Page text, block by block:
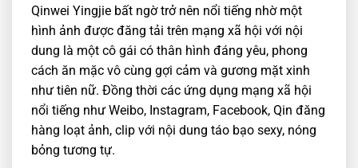
Qinwei Yingjie bất ngờ trở nên nổi tiếng nhờ một
hình ảnh được đăng tải trên mạng xã hội với nội
dung là một cô gái có thân hình đáng yêu, phong
cách ăn mặc vô cùng gợi cảm và gương mặt xinh
như tiên nữ. Đồng thời các ứng dụng mạng xã hội
nổi tiếng như Weibo, Instagram, Facebook, Qin đăng
hàng loạt ảnh, clip với nội dung táo bạo sexy, nóng
bỏng tương tự.